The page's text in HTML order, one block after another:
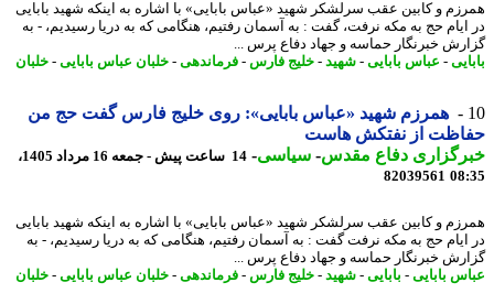
و کابین عقب سرلشکر شهید «عباس بابایی» با اشاره به اینکه شهید بابایی
حج به مکه نرفت، گفت : به آسمان رفتیم، هنگامی که به دریا رسیدیم، - به
خبرنگار حماسه و جهاد دفاع پرس ...
-عباس بابایی-شهید-خلیج فارس-فرماندهی-خلبان عباس بابایی-خلبان
همرزم شهید «عباس بابایی»: روی خلیج فارس گفت حج من
از نفتکش هاست
دفاع مقدس-سیاسی-
14 ساعت پیش - جمعه 16 مرداد 1405،
82039561
و کابین عقب سرلشکر شهید «عباس بابایی» با اشاره به اینکه شهید بابایی
حج به مکه نرفت گفت : به آسمان رفتیم، هنگامی که به دریا رسیدیم، - به
خبرنگار حماسه و جهاد دفاع پرس ...
بابایی-بابایی-شهید-خلیج فارس-فرماندهی-خلبان عباس بابایی-خلبان